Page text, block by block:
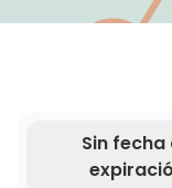
Sin fecha